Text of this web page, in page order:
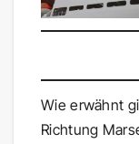
Wie erwähnt
Richtung